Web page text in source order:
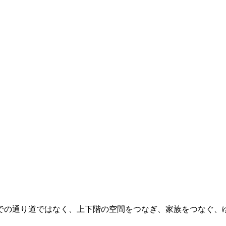
通り道ではなく、上下階の空間をつなぎ、家族をつなぐ、